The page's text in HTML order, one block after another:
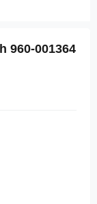
960-001364